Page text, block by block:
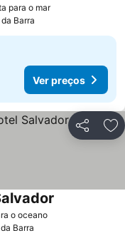
para o mar
Barra
Ver preços
Partilhar
o oceano
Barra